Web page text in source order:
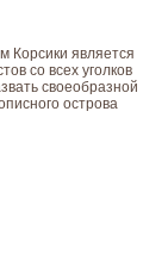
Корсики является
со всех уголков
своеобразной
острова